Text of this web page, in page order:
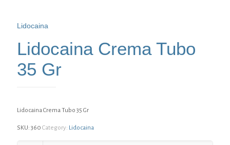
Lidocaina
Lidocaina Crema Tubo
35 Gr
Lidocaina Crema Tubo 35 Gr
SKU: 360 Category: Lidocaina